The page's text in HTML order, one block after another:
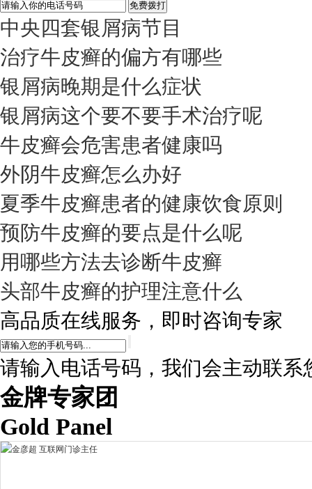
中央四套银屑病节目
治疗牛皮癣的偏方有哪些
银屑病晚期是什么症状
银屑病这个要不要手术治疗呢
牛皮癣会危害患者健康吗
外阴牛皮癣怎么办好
夏季牛皮癣患者的健康饮食原则
预防牛皮癣的要点是什么呢
用哪些方法去诊断牛皮癣
头部牛皮癣的护理注意什么
高品质在线服务，即时咨询专家
请输入电话号码，我们会主动联系
金牌专家团
Gold Panel